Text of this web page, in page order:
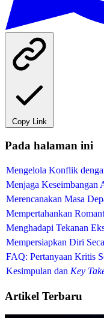
Copy Link
Pada halaman ini
Mengelola Konflik
Menjaga Keseimbangan
Merencanakan Masa
Mempertahankan
Menghadapi Tekanan
Mempersiapkan Diri
FAQ: Pertanyaan Kritis
Kesimpulan dan Key
Artikel Terbaru